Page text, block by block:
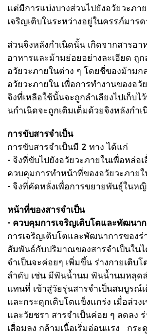
แต่มีการแบ่งบางส่วนไปยังอวัยวะภา
เจริญเติบในระหว่างอยู่ในครรภ์มารด
ส่วนจิงหลังกำเนิดนั้น เกิดจากสารอา
อาหารและม้ามย่อยอย่างละเอียด ถูก
อวัยวะภายในต่าง ๆ โดยชี่ของม้ามก
อวัยวะภายใน เพื่อการทำงานของอวั
จิงที่เหลือใช้นั้นจะถูกลำเลียงไปเก็บไ
นกำเนิดจะถูกเติมเต็มด้วยจิงหลังกำเ
การขับสารจำเป็น
การขับสารจำเป็นมี 2 ทาง ได้แก่
- จิงที่ขับไปยังอวัยวะภายในเพื่อหล่อ
ควบคุมการทำหน้าที่ของอวัยวะภาย
- จิงที่คัดหลั่งเพื่อการขยายพันธุ์ในห
หน้าที่ของสารจำเป็น
- ควบคุมการเจริญเติบโตและพัฒนาก
การเจริญเติบโตและพัฒนาการของร่
สัมพันธ์กับปริมาณของสารจำเป็นในไ
จำเป็นจะค่อยๆ เพิ่มขึ้น ร่างกายเติบ
ลำดับ เช่น มีฟันน้ำนม ฟันน้ำนมหลุด
แทนที่ เข้าสู่วัยรุ่นสารจำเป็นสมบูรณ์
และกระดูกเติบโตแข็งแกร่ง เมื่อล่วง
และวัยชรา สารจำเป็นค่อย ๆ ลดลง
เสื่อมลง กล้ามเนื้อเริ่มอ่อนแรง กระ